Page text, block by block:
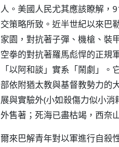
人。美國人民尤其應該瞭解，
交策略所致。近半世紀以來巴
家園，對抗著子彈、機槍、裝
空拳的對抗著羅馬彪悍的正規
「以阿和談」實系「鬧劇」
部依附猶太教與基督教勢力的
展與實驗外(小如殺傷力似小
外售著；死海已盡枯竭，西奈
爾來巴解青年對以軍進行自殺